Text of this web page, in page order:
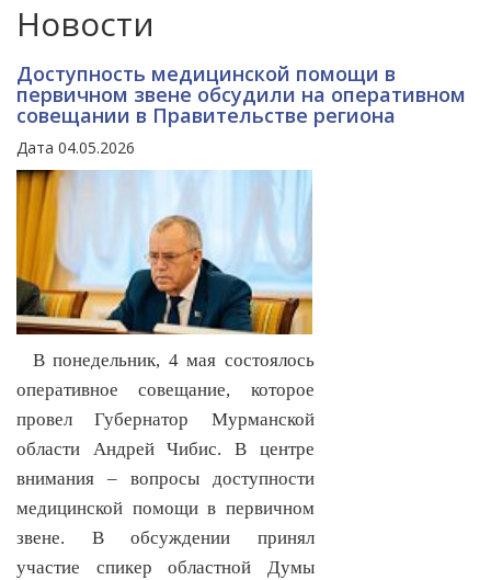
Новости
Доступность медицинской помощи в
первичном звене обсудили на оперативном
совещании в Правительстве региона
Дата 04.05.2026
В понедельник, 4 мая состоялось
оперативное совещание, которое
провел Губернатор Мурманской
области Андрей Чибис. В центре
внимания – вопросы доступности
медицинской помощи в первичном
звене. В обсуждении принял
участие спикер областной Думы